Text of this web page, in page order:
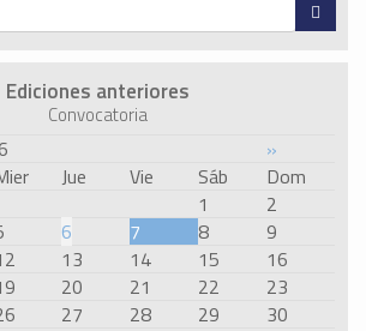
Ediciones anteriores
Convocatoria
»
Jue Vie Sáb
Dom
1
2
6 7 8
9
13 14 15
16
20 21 22
23
27 28 29
30